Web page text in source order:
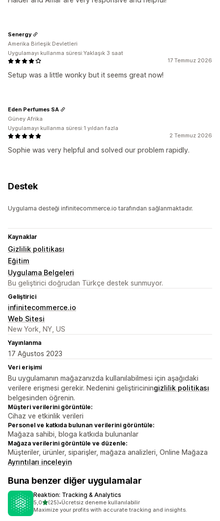
17 Temmuz 2026
Setup was a little wonky but it seems great now!
Senergy
Amerika Birleşik Devletleri
Uygulamayı kullanma süresi:Yaklaşık 3 saat
2 Temmuz 2026
Sophie was very helpful and solved our problem rapidly.
Eden Perfumes SA
Güney Afrika
Uygulamayı kullanma süresi:1 yıldan fazla
Destek
Uygulama desteği infinitecommerce.io tarafından sağlanmaktadır.
Kaynaklar
Gizlilik politikası
Eğitim
Uygulama Belgeleri
Bu geliştirici doğrudan Türkçe destek sunmuyor.
Geliştirici
infinitecommerce.io
Web Sitesi
New York, NY, US
Yayınlanma
17 Ağustos 2023
Veri erişimi
Bu uygulamanın mağazanızda kullanılabilmesi için aşağıdaki
verilere erişmesi gerekir. Nedenini geliştiriciningizlilik politikası
belgesinden öğrenin.
Müşteri verilerini görüntüle:
Cihaz ve etkinlik verileri
Personel ve katkıda bulunan verilerini görüntüle:
Mağaza sahibi, bloga katkıda bulunanlar
Mağaza verilerini görüntüle ve düzenle:
Müşteriler, ürünler, siparişler, mağaza analizleri, Online Mağaza
Ayrıntıları inceleyin
Buna benzer diğer uygulamalar
Reaktion: Tracking & Analytics
5,05 yıldız üzerinden
(25)
toplam 25 değerlendirme
•Ücretsiz deneme kullanılabilir
Maximize your profits with accurate tracking and insights.